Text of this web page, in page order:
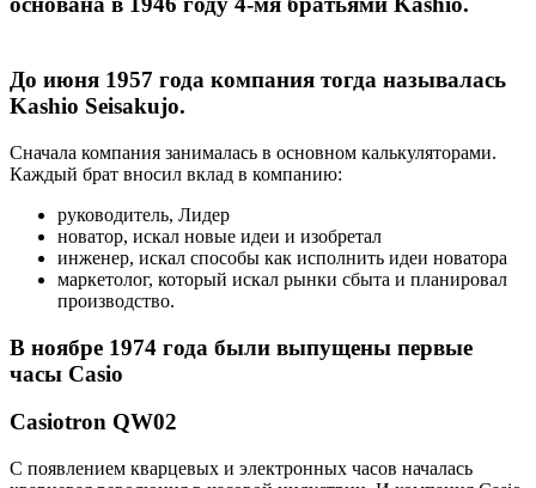
До июня 1957 года компания тогда называлась
Kashio Seisakujo.
Сначала компания занималась в основном калькуляторами.
Каждый брат вносил вклад в компанию:
руководитель, Лидер
новатор, искал новые идеи и изобретал
инженер, искал способы как исполнить идеи новатора
маркетолог, который искал рынки сбыта и планировал
производство.
В ноябре 1974 года были выпущены первые
часы Casio
Casiotron QW02
С появлением кварцевых и электронных часов началась